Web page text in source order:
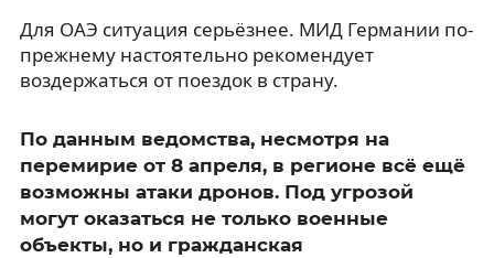
Для ОАЭ ситуация серьёзнее. МИД Германии по-
прежнему настоятельно рекомендует
воздержаться от поездок в страну.
По данным ведомства, несмотря на
перемирие от 8 апреля, в регионе всё ещё
возможны атаки дронов. Под угрозой
могут оказаться не только военные
объекты, но и гражданская